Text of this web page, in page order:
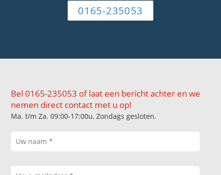
0165-235053
Bel 0165-235053 of laat een bericht achter en we
nemen direct contact met u op!
Ma. t/m Za. 09:00-17:00u, Zondags gesloten.